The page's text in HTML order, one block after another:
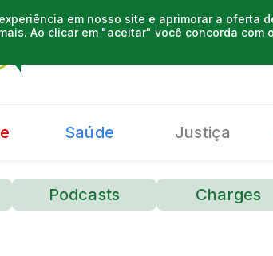
em nosso site e aprimorar a oferta
Ao clicar em "aceitar" você concorda com
Saúde Justiça
Podcasts Charges